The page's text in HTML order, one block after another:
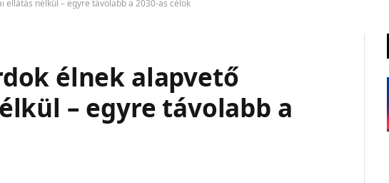
nélkül – egyre távolabb a 2030-as célok
élnek alapvető
– egyre távolabb a